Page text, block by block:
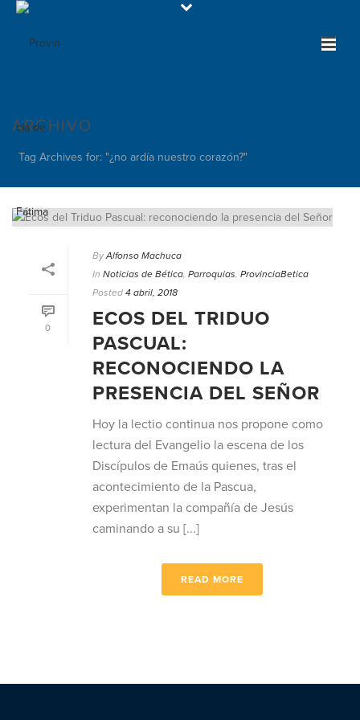
ARCHIVO
Tag Archives for: "¿no ardía nuestro corazón?"
0
By Alfonso Machuca
In Noticias de Bética, Parroquias, ProvinciaBetica
Posted 4 abril, 2018
ECOS DEL TRIDUO
PASCUAL:
RECONOCIENDO LA
PRESENCIA DEL SEÑOR
Hoy la lectio continua nos propone como
lectura del Evangelio la escena de los
Discípulos de Emaús quienes, tras el
acontecimiento de la Pascua,
experimentan la compañía de Jesús
caminando a su [...]
READ MORE